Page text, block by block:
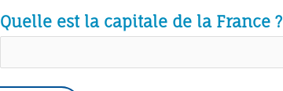
Quelle est la capitale de la France ?